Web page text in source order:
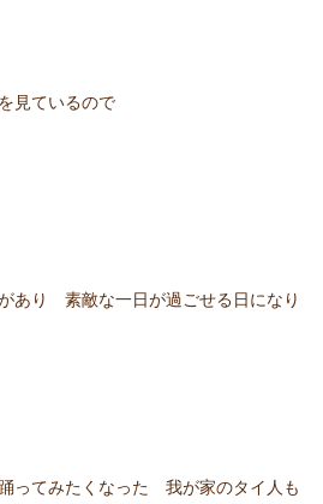
見ているので
あり 素敵な一日が過ごせる日になり
ってみたくなった 我が家のタイ人も